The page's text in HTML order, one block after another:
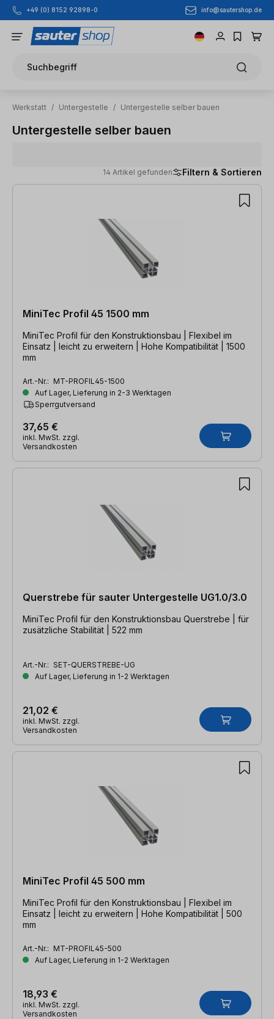
Zum Hauptinhalt springen
+49 (0) 8152 92898-0 info@sautershop.de
Suchbegriff
Werkstatt / Untergestelle / Untergestelle selber bauen
Untergestelle selber bauen
14 Artikel gefunden Filtern & Sortieren
14 Artikel gefunden
MiniTec Profil 45 1500 mm
MiniTec Profil für den Konstruktionsbau | Flexibel im
Einsatz | leicht zu erweitern | Hohe Kompatibilität | 1500
mm
Art.-Nr.: MT-PROFIL45-1500
Auf Lager, Lieferung in 2-3 Werktagen
Sperrgutversand
37,65 €
inkl. MwSt. zzgl.
Versandkosten
Querstrebe für sauter Untergestelle UG1.0/3.0
MiniTec Profil für den Konstruktionsbau Querstrebe | für
zusätzliche Stabilität | 522 mm
Art.-Nr.: SET-QUERSTREBE-UG
Auf Lager, Lieferung in 1-2 Werktagen
21,02 €
inkl. MwSt. zzgl.
Versandkosten
MiniTec Profil 45 500 mm
MiniTec Profil für den Konstruktionsbau | Flexibel im
Einsatz | leicht zu erweitern | Hohe Kompatibilität | 500
mm
Art.-Nr.: MT-PROFIL45-500
Auf Lager, Lieferung in 1-2 Werktagen
18,93 €
inkl. MwSt. zzgl.
Versandkosten